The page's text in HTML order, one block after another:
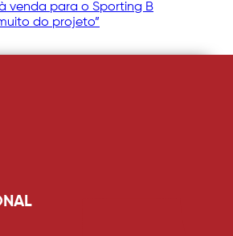
venda para o Sporting B
do projeto”